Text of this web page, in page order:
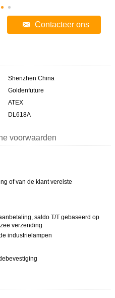
Contacteer ons
Shenzhen China
Goldenfuture
ATEX
DL618A
voorwaarden
of van de klant vereiste
saldo T/T gebaseerd op
verzending
industrielampen